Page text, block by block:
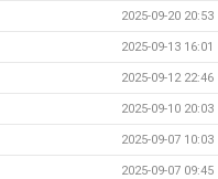
2025-09-20 20:53
2025-09-13 16:01
2025-09-12 22:46
2025-09-10 20:03
2025-09-07 10:03
2025-09-07 09:45